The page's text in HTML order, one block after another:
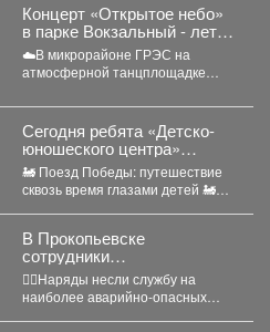
Концерт «Открытое небо»
в парке Вокзальный - лето
поёт и танцует!
☁️В микрорайоне ГРЭС на
атмосферной танцплощадке
небо». Под летние ритмы с
радостью...
Сегодня ребята «Детско-
юношеского центра»
отправились в необычное
путешествие - на борт
«Поезда Победы».
🚂 Поезд Победы: путешествие
сквозь время глазами детей 🚂
отправились...
В Прокопьевске
сотрудники
Госавтоинспекции провели
массовую проверку
водителей
👮‍♂Наряды несли службу на
наиболее аварийно-опасных